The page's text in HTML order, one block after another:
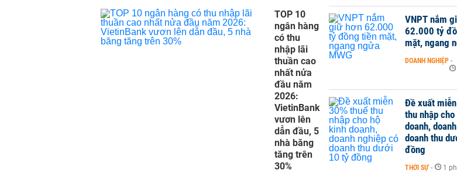
TOP 10
ngân hàng
có thu
nhập lãi
thuần cao
nhất nửa
đầu năm
2026:
VietinBank
vươn lên
dẫn đầu, 5
nhà băng
tăng trên
30%
VNPT nắm
62.000 tỷ
mặt, ngang
DOANH NGHIỆP -
Đề xuất
thu nhập
doanh,
doanh thu
đồng
THỜI SỰ - 1